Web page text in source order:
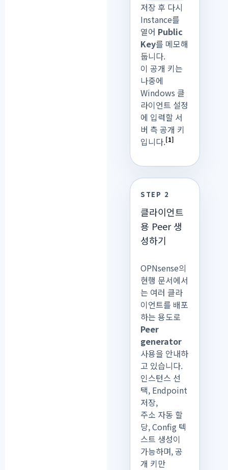
저장 후 다시
Instance를
열어 Public
Key를 메모해
둡니다.
이 공개 키는
나중에
Windows 클
라이언트 설정
에 입력할 서
버 측 공개 키
입니다.[1]
STEP 2
클라이언트
용 Peer 생
성하기
OPNsense의
현행 문서에서
는 여러 클라
이언트를 배포
하는 용도로
Peer
generator
사용을 안내하
고 있습니다.
인스턴스 선
택, Endpoint
저장,
주소 자동 할
당, Config 텍
스트 생성이
가능하며, 공
개 키만